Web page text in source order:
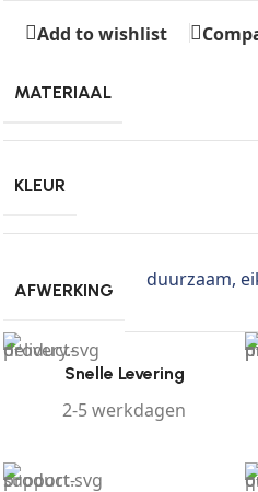
Add to wishlist
MATERIAAL
KLEUR
AFWERKING duurzaam,
Snelle Levering
2-5 werkdagen